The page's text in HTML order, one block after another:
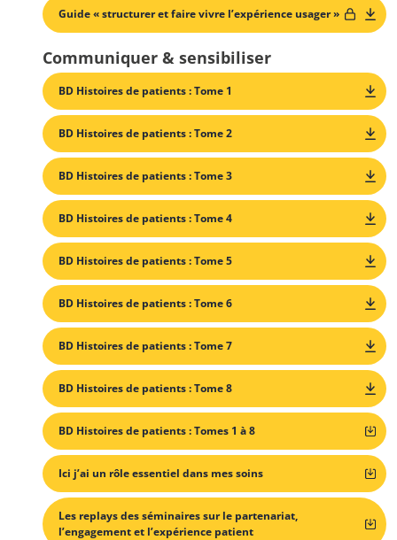
Guide « structurer et faire vivre l’expérience usager »
Communiquer & sensibiliser
BD Histoires de patients : Tome 1
BD Histoires de patients : Tome 2
BD Histoires de patients : Tome 3
BD Histoires de patients : Tome 4
BD Histoires de patients : Tome 5
BD Histoires de patients : Tome 6
BD Histoires de patients : Tome 7
BD Histoires de patients : Tome 8
BD Histoires de patients : Tomes 1 à 8
Ici j’ai un rôle essentiel dans mes soins
Les replays des séminaires sur le partenariat,
l’engagement et l’expérience patient